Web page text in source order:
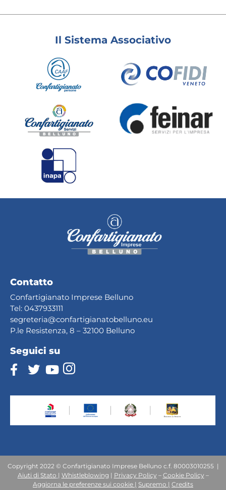
Il Sistema Associativo
Contatto
Confartigianato Imprese Belluno
Tel: 0437933111
segreteria@confartigianatobelluno.eu
P.le Resistenza, 8 – 32100 Belluno
Seguici su
Copyright 2022 © Confartigianato Imprese Belluno c.f. 80003010255 |
Aiuti di Stato | Whistleblowing | Privacy Policy – Cookie Policy –
Aggiorna le preferenze sui cookie | Supremo | Credits